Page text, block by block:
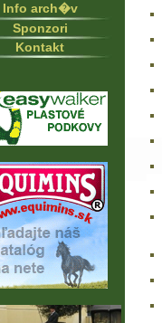
Info arch�v
Sponzori
Kontakt